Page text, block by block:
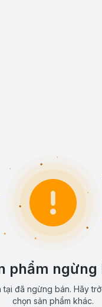
phẩm ngừng
tại đã ngừng bán. Hãy
chọn sản phẩm khác.